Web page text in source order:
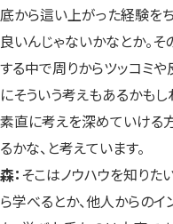
底から這い上がった経験を
良いんじゃないかなとか。そ
する中で周りからツッコミ
にそういう考えもあるかもし
素直に考えを深めていける
るかな、と考えています。
森： そこはノウハウを知りた
ら学べるとか、他人からのイ